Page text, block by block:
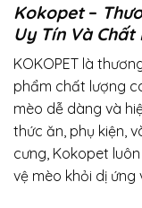
Kokopet–
Uy Tín Và Chất
KOKOPET là
phẩm chất lượng
mèo dễ dàng và
thức ăn, phụ kiện,
cưng, Kokopet
vệ mèo khỏi dị ứng